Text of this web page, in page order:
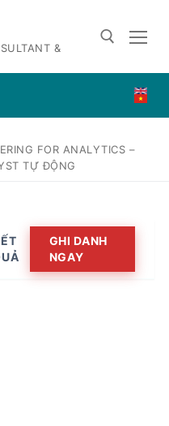
&
FOR ANALYTICS –
TỰ ĐỘNG
GHI DANH
NGAY